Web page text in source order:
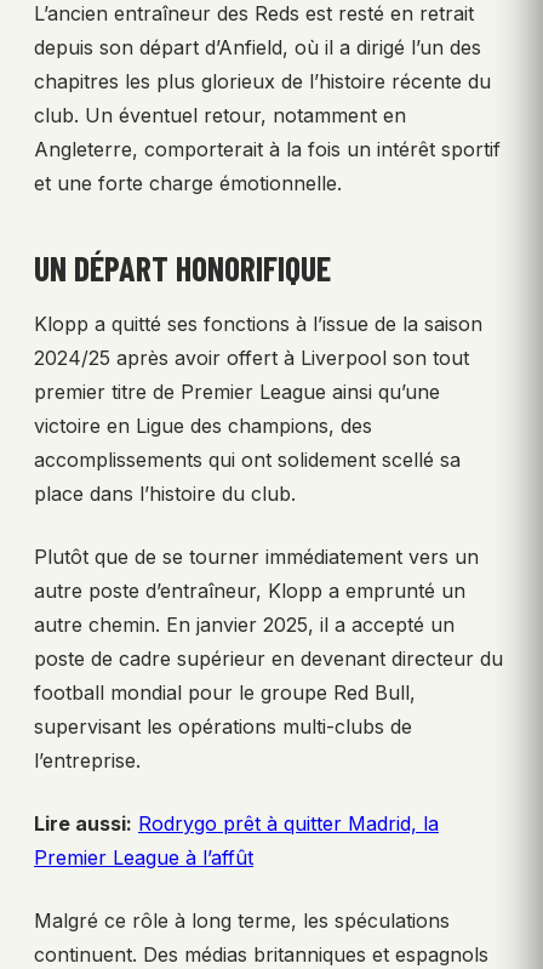
L’ancien entraîneur des Reds est resté en retrait
depuis son départ d’Anfield, où il a dirigé l’un des
chapitres les plus glorieux de l’histoire récente du
club. Un éventuel retour, notamment en
Angleterre, comporterait à la fois un intérêt sportif
et une forte charge émotionnelle.
UN DÉPART HONORIFIQUE
Klopp a quitté ses fonctions à l’issue de la saison
2024/25 après avoir offert à Liverpool son tout
premier titre de Premier League ainsi qu’une
victoire en Ligue des champions, des
accomplissements qui ont solidement scellé sa
place dans l’histoire du club.
Plutôt que de se tourner immédiatement vers un
autre poste d’entraîneur, Klopp a emprunté un
autre chemin. En janvier 2025, il a accepté un
poste de cadre supérieur en devenant directeur du
football mondial pour le groupe Red Bull,
supervisant les opérations multi-clubs de
l’entreprise.
Lire aussi: Rodrygo prêt à quitter Madrid, la
Premier League à l’affût
Malgré ce rôle à long terme, les spéculations
continuent. Des médias britanniques et espagnols